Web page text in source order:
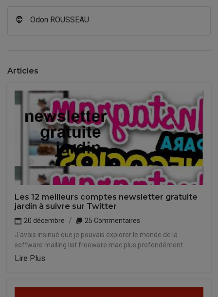
🧔 Odon ROUSSEAU
Articles
Les 12 meilleurs comptes newsletter gratuite
jardin à suivre sur Twitter
20 décembre
25 Commentaires
J'avais insinué que je pouvais explorer le monde de la
software mailing list freeware mac plus profondément.
Lire Plus